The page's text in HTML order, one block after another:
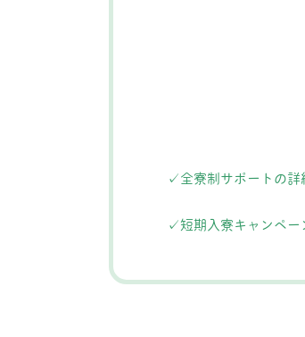
✓全寮制サポートの詳
✓短期入寮キャンペー